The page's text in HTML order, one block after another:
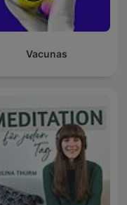
Vacunas